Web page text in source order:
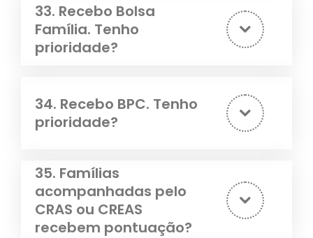
33. Recebo Bolsa
Família. Tenho
prioridade?
34. Recebo BPC. Tenho
prioridade?
35. Famílias
acompanhadas pelo
CRAS ou CREAS
recebem pontuação?